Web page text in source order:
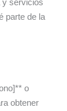
parte de la
o
obtener